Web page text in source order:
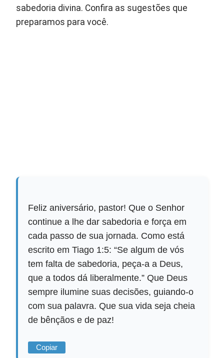
sabedoria divina. Confira as sugestões que
preparamos para você.
Feliz aniversário, pastor! Que o Senhor
continue a lhe dar sabedoria e força em
cada passo de sua jornada. Como está
escrito em Tiago 1:5: “Se algum de vós
tem falta de sabedoria, peça-a a Deus,
que a todos dá liberalmente.” Que Deus
sempre ilumine suas decisões, guiando-o
com sua palavra. Que sua vida seja cheia
de bênçãos e de paz!
Copiar